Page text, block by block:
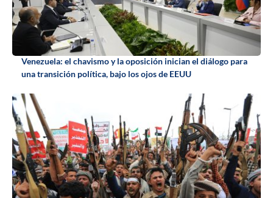
Venezuela: el chavismo y la oposición inician el diálogo para
una transición política, bajo los ojos de EEUU